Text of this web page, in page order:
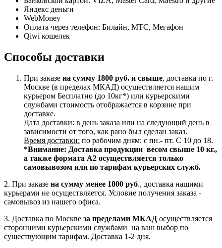
Яндекс деньги
WebMoney
Оплата через телефон: Билайн, МТС, Мегафон
Qiwi кошелек
Способы доставки
При заказе на сумму 1800 руб. и свыше, доставка по г.
Москве (в пределах МКАД) осуществляется нашим
курьером Бесплатно (до 10кг*) или курьерскими
службами стоимость отображается в корзине при
доставке.
Дата доставки: в день заказа или на следующий день в
зависимости от того, как рано был сделан заказ.
Время доставки: по рабочим дням: с пн.- пт. С 10 до 18.
*Внимание: Доставка продукции весом свыше 10 кг.,
а также формата А2 осуществляется только
самовывозом или по тарифам курьерских служб.
2. При заказе на сумму менее 1800 руб., доставка нашими
курьерами не осуществляется. Условие получения заказа -
самовывоз из нашего офиса.
3. Доставка по Москве за пределами МКАД осуществляется
сторонними курьерскими службами на ваш выбор по
существующим тарифам. Доставка 1-2 дня.